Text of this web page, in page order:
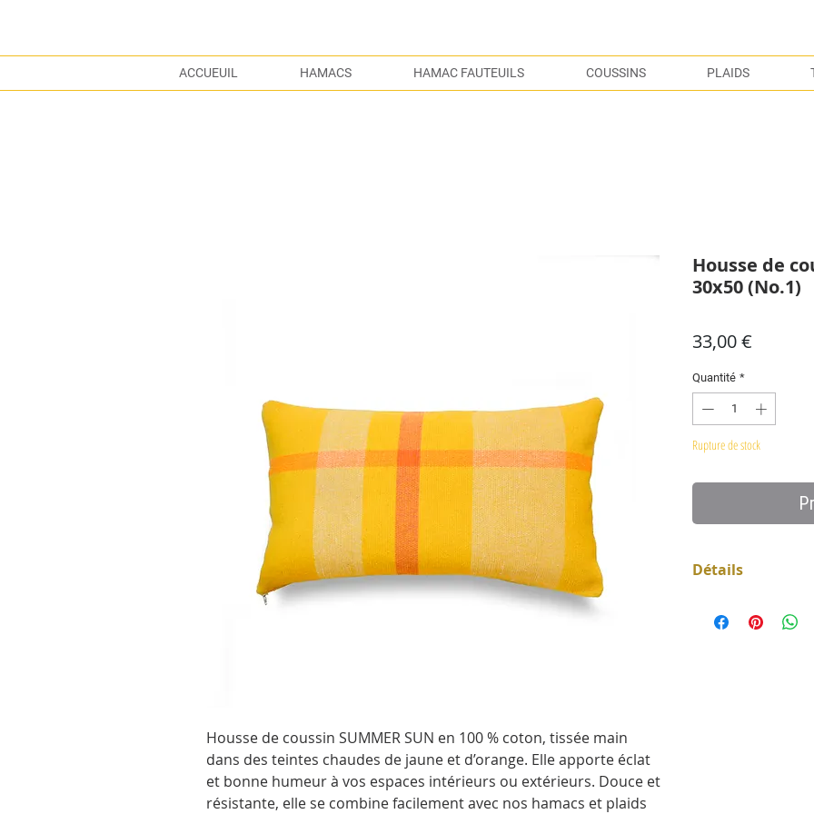
ACCUEUIL HAMACS HAMAC FAUTEUILS COUSSINS PLAIDS
Housse de coussin SUMMER SUN en 100 % coton, tissée main
dans des teintes chaudes de jaune et d’orange. Elle apporte éclat
et bonne humeur à vos espaces intérieurs ou extérieurs. Douce et
résistante, elle se combine facilement avec nos hamacs et plaids
Housse de
30x50 (No.1)
33,00 €
Quantité *
Rupture de stock
Détails
Fermeture à